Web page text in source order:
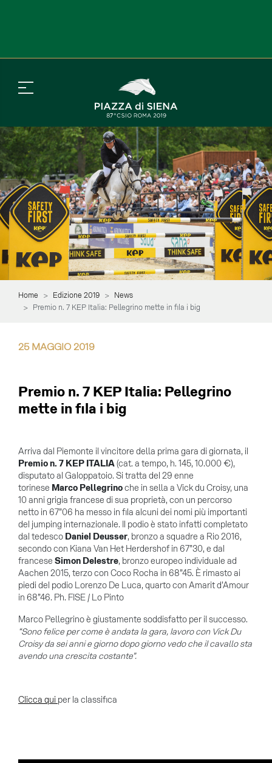
Home Edizione 2019
News
Premio n. 7 KEP Italia: Pellegrino mette in fila i big
25MAGGIO 2019
Premio n. 7 KEP Italia: Pellegrino
mette in fila i big
Arriva dal Piemonte il vincitore della prima gara di giornata, il
Premio n. 7 KEP ITALIA(cat. a tempo, h. 145, 10.000 €),
disputato al Galoppatoio. Si tratta del 29 enne
torinese Marco Pellegrinoche in sella a Vick du Croisy, una
10 anni grigia francese di sua proprietà, con un percorso
netto in 67”06 ha messo in fila alcuni dei nomi più importanti
del jumping internazionale. Il podio è stato infatti completato
dal tedesco Daniel Deusser, bronzo a squadre a Rio 2016,
secondo con Kiana Van Het Herdershof in 67”30, e dal
francese Simon Delestre, bronzo europeo individuale ad
Aachen 2015, terzo con Coco Rocha in 68”45. È rimasto ai
piedi del podio Lorenzo De Luca, quarto con Amarit d’Amour
in 68”46. Ph. FISE / Lo Pinto
Marco Pellegrino è giustamente soddisfatto per il successo.
“Sono felice per come è andata la gara, lavoro con Vick Du
Croisy da sei anni e giorno dopo giorno vedo che il cavallo sta
avendo una crescita costante”.
Clicca qui per la classifica